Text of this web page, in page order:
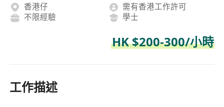
香港仔
需有香港工作許可
不限經驗
學士
HK $200-300/小時
工作描述